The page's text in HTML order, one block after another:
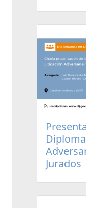
Jurados